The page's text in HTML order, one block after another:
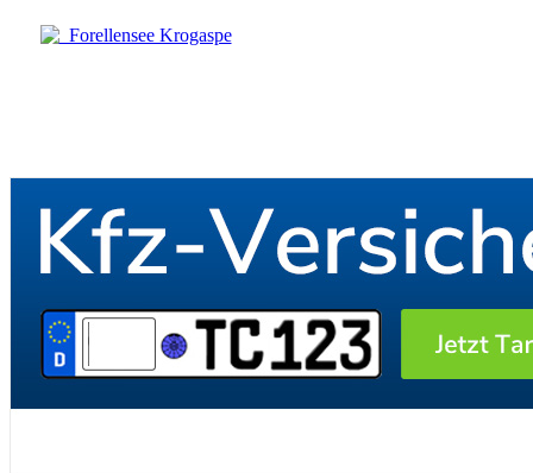
Forellensee Krogaspe